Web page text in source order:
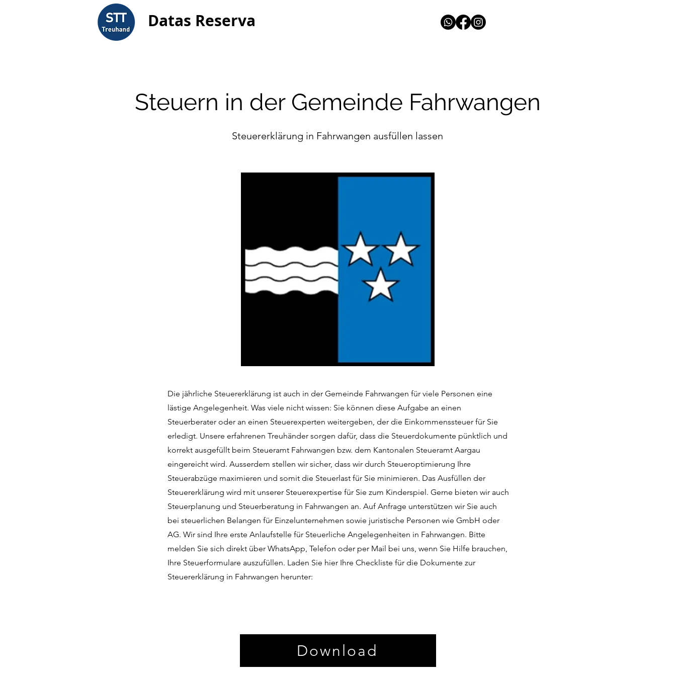
Datas Reserva
Steuern in der Gemeinde Fahrwangen
Steuererklärung in Fahrwangen ausfüllen lassen
Die jährliche Steuererklärung ist auch in der Gemeinde Fahrwangen für viele Personen eine
lästige Angelegenheit. Was viele nicht wissen: Sie können diese Aufgabe an einen
Steuerberater oder an einen Steuerexperten weitergeben, der die Einkommenssteuer für Sie
erledigt. Unsere erfahrenen Treuhänder sorgen dafür, dass die Steuerdokumente pünktlich und
korrekt ausgefüllt beim Steueramt Fahrwangen bzw. dem Kantonalen Steueramt Aargau
eingereicht wird. Ausserdem stellen wir sicher, dass wir durch Steueroptimierung Ihre
Steuerabzüge maximieren und somit die Steuerlast für Sie minimieren. Das Ausfüllen der
Steuererklärung wird mit unserer Steuerexpertise für Sie zum Kinderspiel. Gerne bieten wir auch
Steuerplanung und Steuerberatung in Fahrwangen an. Auf Anfrage unterstützen wir Sie auch
bei steuerlichen Belangen für Einzelunternehmen sowie juristische Personen wie GmbH oder
AG. Wir sind Ihre erste Anlaufstelle für Steuerliche Angelegenheiten in Fahrwangen. Bitte
melden Sie sich direkt über WhatsApp, Telefon oder per Mail bei uns, wenn Sie Hilfe brauchen,
Ihre Steuerformulare auszufüllen. Laden Sie hier Ihre Checkliste für die Dokumente zur
Steuererklärung in Fahrwangen herunter:
Download